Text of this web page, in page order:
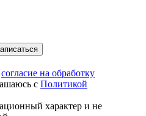
согласие на обработку
c Политикой
характер и не